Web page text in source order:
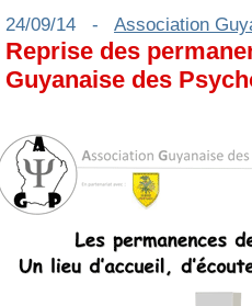
24/09/14 - Association
Reprise des
Guyanaise des